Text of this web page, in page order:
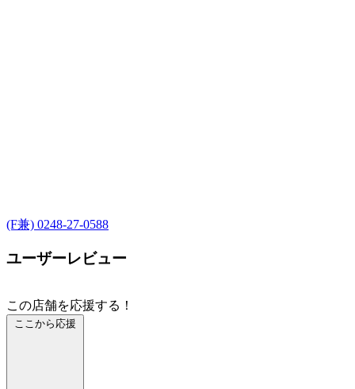
(F兼) 0248-27-0588
ユーザーレビュー
この店舗を応援する！
ここから応援